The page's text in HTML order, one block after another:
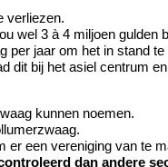
verliezen.
wel 3 à 4 miljoen gulden
per jaar om het in stand te
dit bij het asiel centrum
kunnen noemen.
er een vereniging van te
dan andere